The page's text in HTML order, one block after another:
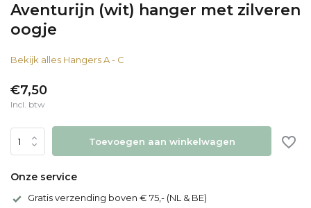
Aventurijn (wit) hanger met zilveren
oogje
Bekijk alles Hangers A - C
€7,50
Incl. btw
Toevoegen aan winkelwagen
Onze service
Gratis verzending boven € 75,- (NL & BE)